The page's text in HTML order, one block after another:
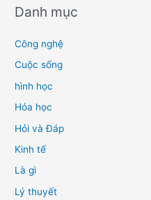
Danh mục
Công nghệ
Cuộc sống
hình học
Hóa học
Hỏi và Đáp
Kinh tế
Là gì
Lý thuyết